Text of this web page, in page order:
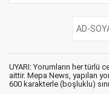
UYARI: Yorumların her türlü
aittir. Mepa News, yapılan
600 karakterle (boşluklu)